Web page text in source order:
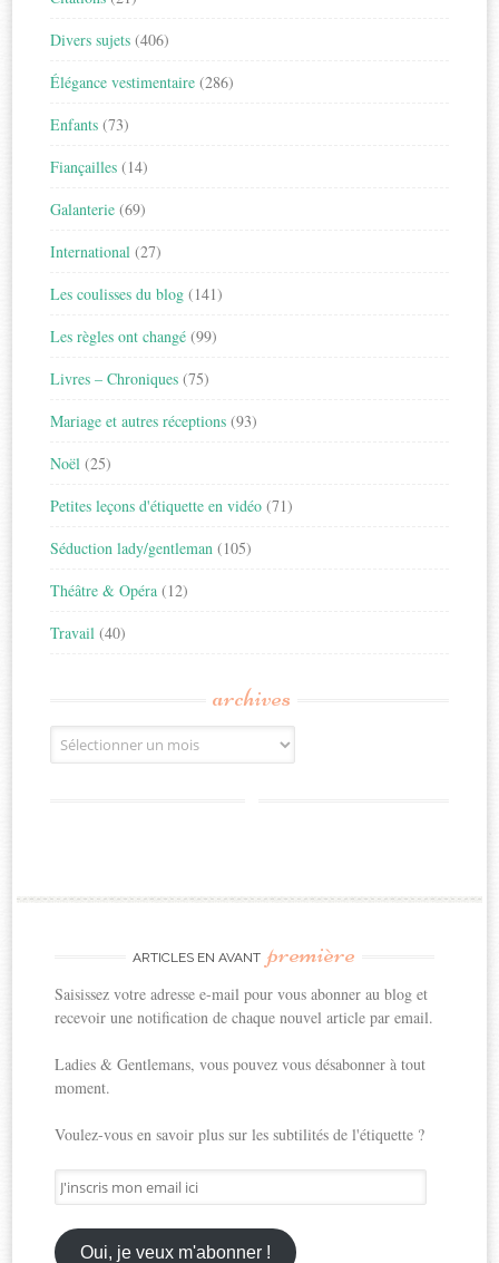
Divers sujets (406)
Élégance vestimentaire (286)
Enfants (73)
Fiançailles (14)
Galanterie (69)
International (27)
Les coulisses du blog (141)
Les règles ont changé (99)
Livres – Chroniques (75)
Mariage et autres réceptions (93)
Noël (25)
Petites leçons d'étiquette en vidéo (71)
Séduction lady/gentleman (105)
Théâtre & Opéra (12)
Travail (40)
archives
Archives
ARTICLES EN AVANT première
Saisissez votre adresse e-mail pour vous abonner au blog et
recevoir une notification de chaque nouvel article par email.
Ladies & Gentlemans, vous pouvez vous désabonner à tout
moment.
Voulez-vous en savoir plus sur les subtilités de l'étiquette ?
J'inscris
mon
email
ici
Oui, je veux m'abonner !